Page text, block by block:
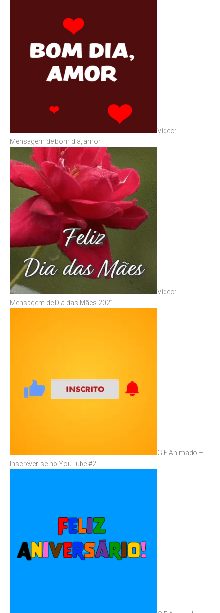
Vídeo:
Mensagem de bom dia, amor
Vídeo:
Mensagem de Dia das Mães 2021
GIF Animado –
Inscrever-se no YouTube #2…